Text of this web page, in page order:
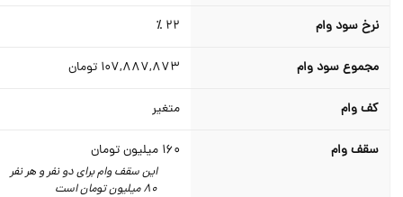
نرخ سود وام
مجموع سود وام 107,887,873 تومان
کف وام متغیر
سقف وام میلیون تومان
این سقف وام برای دو نفر و هر نفر